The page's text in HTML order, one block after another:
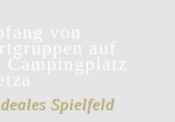
von
auf
Campingplatz
Spielfeld